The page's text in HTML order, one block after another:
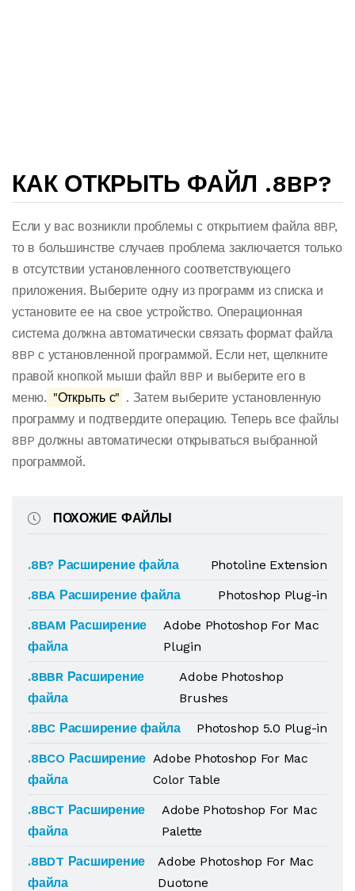
КАК ОТКРЫТЬ ФАЙЛ .8BP?
Если у вас возникли проблемы с открытием файла 8BP,
то в большинстве случаев проблема заключается только
в отсутствии установленного соответствующего
приложения. Выберите одну из программ из списка и
установите ее на свое устройство. Операционная
система должна автоматически связать формат файла
8BP с установленной программой. Если нет, щелкните
правой кнопкой мыши файл 8BP и выберите его в
меню. "Открыть с" . Затем выберите установленную
программу и подтвердите операцию. Теперь все файлы
8BP должны автоматически открываться выбранной
программой.
ПОХОЖИЕ ФАЙЛЫ
.8B? Расширение файла
Photoline Extension
.8BA Расширение файла
Photoshop Plug-in
.8BAM Расширение
файла
Adobe Photoshop For Mac
Plugin
.8BBR Расширение
файла
Adobe Photoshop
Brushes
.8BC Расширение файла
Photoshop 5.0 Plug-in
.8BCO Расширение
файла
Adobe Photoshop For Mac
Color Table
.8BCT Расширение
файла
Adobe Photoshop For Mac
Palette
.8BDT Расширение
файла
Adobe Photoshop For Mac
Duotone